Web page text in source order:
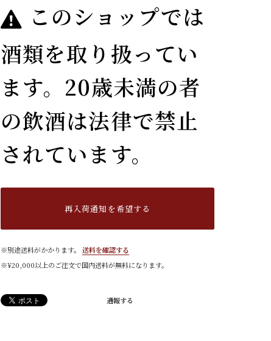
このショップでは
酒類を取り扱ってい
ます。20歳未満の者
の飲酒は法律で禁止
されています。
再入荷通知を希望する
※別途送料がかかります。
送料を確認する
※¥20,000以上のご注文で国内送料が無料になります。
通報する